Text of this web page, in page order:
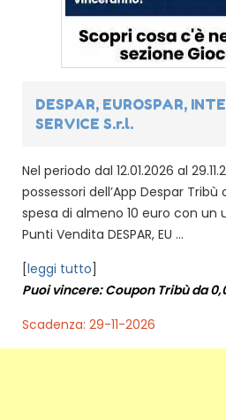
DESPAR, EUROSPAR,
SERVICE S.r.l.
Nel periodo dal 12.01.2026 al
possessori dell’App Despar
spesa di almeno 10 euro con un
Punti Vendita DESPAR, EU ...
[leggi tutto]
Puoi vincere: Coupon Tribù da
Scadenza: 29-11-2026